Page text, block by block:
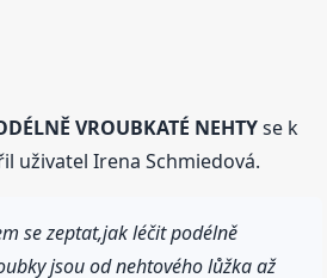
VROUBKATÉ NEHTYse k
uživatel Irena Schmiedová.
se zeptat,jak léčit podélně
jsou od nehtového lůžka až